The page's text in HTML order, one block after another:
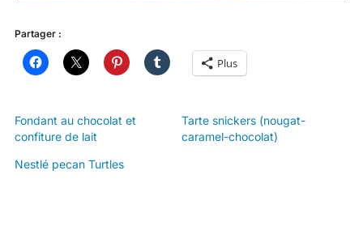
Partager :
Plus
Fondant au chocolat et
confiture de lait
Tarte snickers (nougat-
caramel-chocolat)
Nestlé pecan Turtles